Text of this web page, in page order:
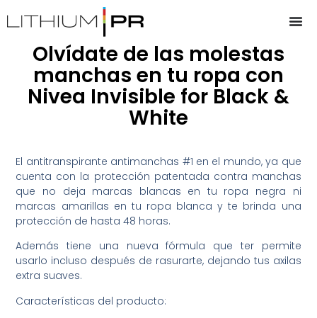
Olvídate de las molestas
manchas en tu ropa con
Nivea Invisible for Black &
White
El antitranspirante antimanchas #1 en el mundo, ya que
cuenta con la protección patentada contra manchas
que no deja marcas blancas en tu ropa negra ni
marcas amarillas en tu ropa blanca y te brinda una
protección de hasta 48 horas.
Además tiene una nueva fórmula que ter permite
usarlo incluso después de rasurarte, dejando tus axilas
extra suaves.
Características del producto: